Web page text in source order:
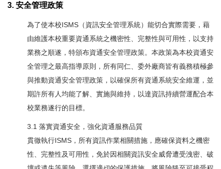
3. 安全管理政策
為了使本校ISMS（資訊安全管理系統）能切合實際需要，藉
由維護本校重要資通系統之機密性、完整性與可用性，以支持
業務之順遂，特頒布資通安全管理政策。本政策為本校資通安
全管理之最高指導原則，所有同仁、委外廠商皆有義務積極參
與推動資通安全管理政策，以確保所有資通系統安全維運，並
期許所有人均能了解、實施與維持，以達資訊持續營運配合本
校業務遂行的目標。
3.1 落實資通安全，強化資通服務品質
貫徹執行ISMS，所有資訊作業相關措施，應確保資料之機密
性、完整性及可用性，免於因相關資訊安全威脅遭受洩密、破